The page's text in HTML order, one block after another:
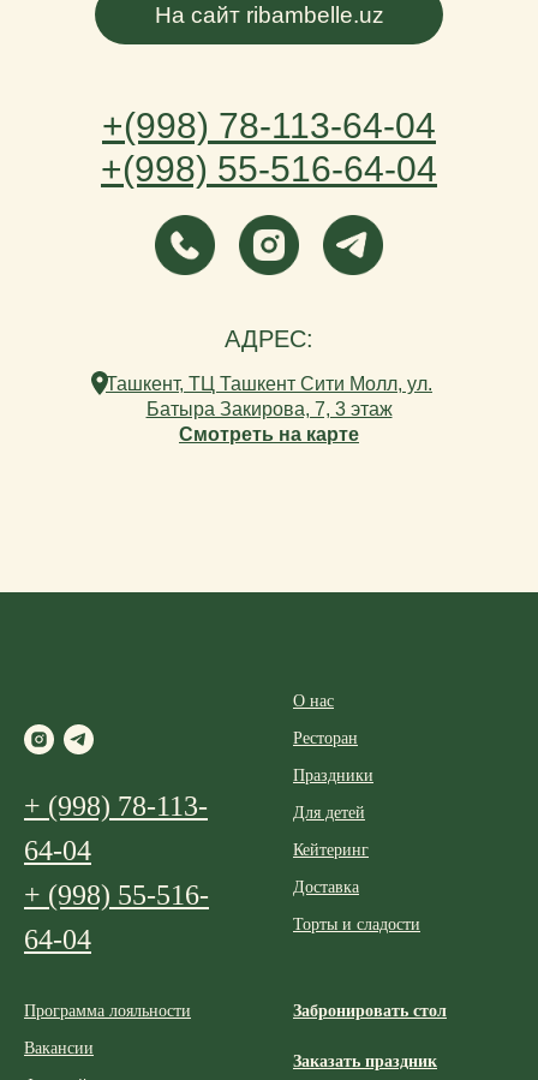
На сайт ribambelle.uz
+(998) 78-113-64-04
+(998) 55-516-64-04
АДРЕС:
Ташкент, ТЦ Ташкент Сити Молл, ул.
Батыра Закирова, 7, ​3 этаж
Смотреть на карте
+ (998) 78-113-
64-04
+ (998) 55-516-
64-04
О нас
Ресторан
Праздники
Для детей
Кейтеринг
Доставка
Торты и сладости
Программа лояльности
Вакансии
Забронировать стол
Заказать праздник